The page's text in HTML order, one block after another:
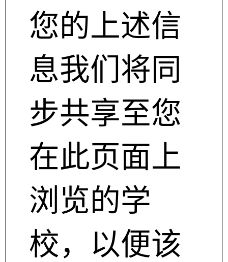
您的上述信
息我们将同
步共享至您
在此页面上
浏览的学
校，以便该